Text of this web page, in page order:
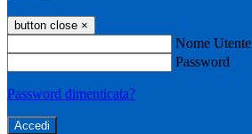
button close ×
Nome Utente
Password
Password dimenticata?